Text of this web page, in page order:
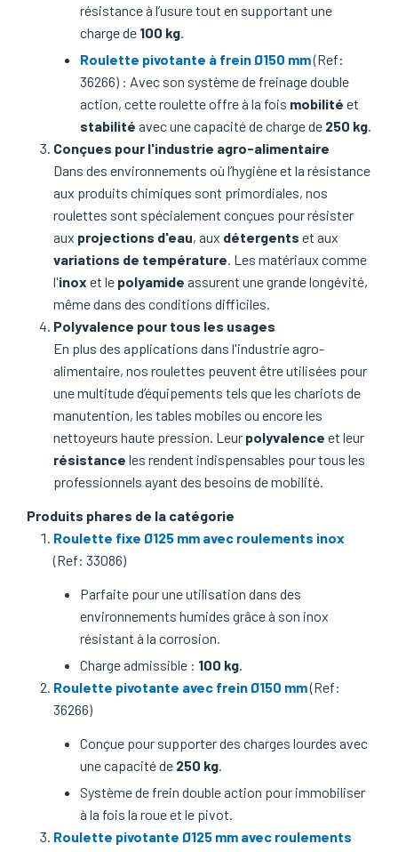
résistance à l’usure tout en supportant une
charge de 100 kg.
Roulette pivotante à frein Ø150 mm(Ref:
36266) : Avec son système de freinage double
action, cette roulette offre à la fois mobilité et
stabilité avec une capacité de charge de 250 kg.
Conçues pour l'industrie agro-alimentaire
Dans des environnements où l’hygiène et la résistance
aux produits chimiques sont primordiales, nos
roulettes sont spécialement conçues pour résister
aux projections d'eau, aux détergents et aux
variations de température. Les matériaux comme
l'inox et le polyamide assurent une grande longévité,
même dans des conditions difficiles.
Polyvalence pour tous les usages
En plus des applications dans l'industrie agro-
alimentaire, nos roulettes peuvent être utilisées pour
une multitude d’équipements tels que les chariots de
manutention, les tables mobiles ou encore les
nettoyeurs haute pression. Leur polyvalence et leur
résistance les rendent indispensables pour tous les
professionnels ayant des besoins de mobilité.
Produits phares de la catégorie
Roulette fixe Ø125 mm avec roulements inox
(Ref: 33086)
Parfaite pour une utilisation dans des
environnements humides grâce à son inox
résistant à la corrosion.
Charge admissible : 100 kg.
Roulette pivotante avec frein Ø150 mm(Ref:
36266)
Conçue pour supporter des charges lourdes avec
une capacité de 250 kg
Système de frein double action pour immobiliser
à la fois la roue et le pivot.
Roulette pivotante Ø125 mm avec roulements